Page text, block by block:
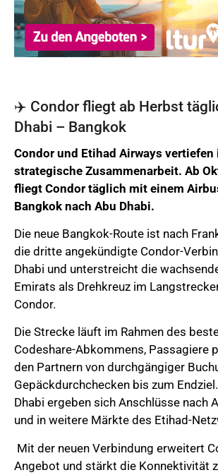
✈️ Condor fliegt ab Herbst
Dhabi – Bangkok
Condor und Etihad Airways vertiefen
strategische Zusammenarbeit. Ab
fliegt Condor täglich mit einem
Bangkok nach Abu Dhabi.
Die neue Bangkok-Route ist nach
die dritte angekündigte Condor-
Dhabi und unterstreicht die
Emirats als Drehkreuz im
Condor.
Die Strecke läuft im Rahmen des
Codeshare-Abkommens, Passagiere
den Partnern von durchgängiger
Gepäckdurchchecken bis zum
Dhabi ergeben sich Anschlüsse nach
und in weitere Märkte des Etihad-
Mit der neuen Verbindung erweitert
Angebot und stärkt die Konnektivität